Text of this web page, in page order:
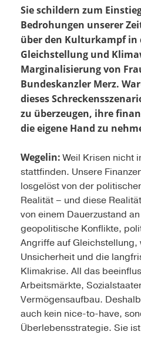
Sie schildern zum
Bedrohungen unserer
über den Kulturkampf in
Gleichstellung und
Marginalisierung von
Bundeskanzler Merz.
dieses
zu überzeugen, ihre
die eigene Hand zu
Wegelin:Weil Krisen nicht
stattfinden. Unsere
losgelöst von der
Realität – und diese
von einem Dauerzustand
geopolitische Konflikte,
Angriffe auf
Unsicherheit und die
Klimakrise. All das
Arbeitsmärkte,
Vermögensaufbau.
auch kein nice-to-have,
Überlebensstrategie. Sie